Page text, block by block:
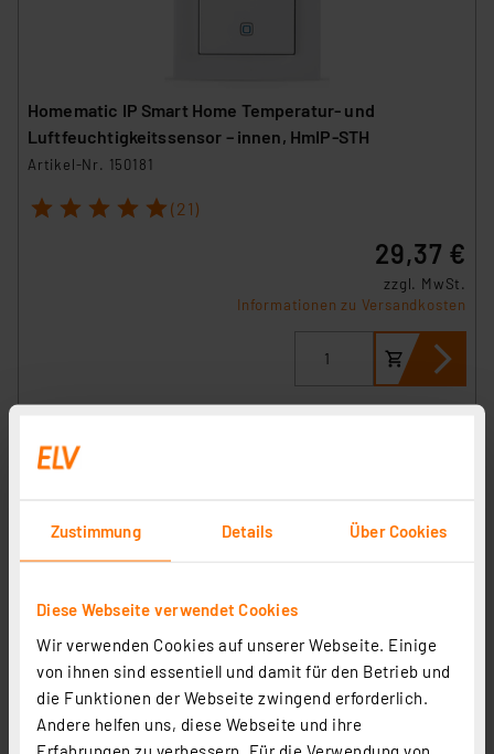
Zustimmung Details Über Cookies
Diese Webseite verwendet Cookies
Wir verwenden Cookies auf unserer Webseite. Einige
von ihnen sind essentiell und damit für den Betrieb und
die Funktionen der Webseite zwingend erforderlich.
Andere helfen uns, diese Webseite und ihre
Erfahrungen zu verbessern. Für die Verwendung von
Homematic IP Smart Home Temperatur- und
Luftfeuchtigkeitssensor – innen, HmIP-STH
Artikel-Nr. 150181
1 2 3 4 5 (21)
29,37 €
zzgl. MwSt.
Informationen zu Versandkosten
Homematic IP Smart Home Wandthermostat mit
Luftfeuchtigkeitssensor, anthrazit, HmIP-WTH-A
Artikel-Nr. 159820